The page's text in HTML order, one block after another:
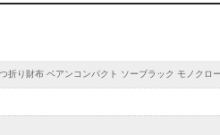
折り財布 ベアンコンパクト ソーブラック モノクロ